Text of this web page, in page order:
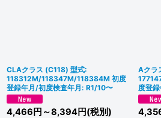
CLAクラス (C118) 型式:
118312M/118347M/118384M 初度
登録年月/初度検査年月: R1/10〜
4,466 円 ～8,394円(税別)
Aクラ
度登